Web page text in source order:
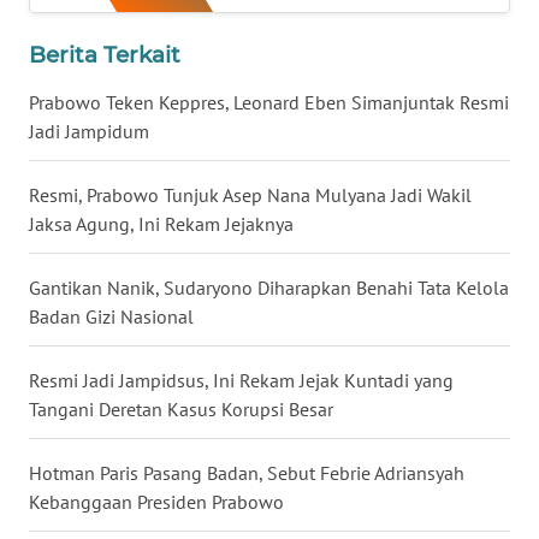
Berita Terkait
Prabowo Teken Keppres, Leonard Eben Simanjuntak Resmi
Jadi Jampidum
Resmi, Prabowo Tunjuk Asep Nana Mulyana Jadi Wakil
Jaksa Agung, Ini Rekam Jejaknya
Gantikan Nanik, Sudaryono Diharapkan Benahi Tata Kelola
Badan Gizi Nasional
Resmi Jadi Jampidsus, Ini Rekam Jejak Kuntadi yang
Tangani Deretan Kasus Korupsi Besar
Hotman Paris Pasang Badan, Sebut Febrie Adriansyah
Kebanggaan Presiden Prabowo
BABEL
WN
SUMBAR
WN
SUMSEL
WN
BENGKULU
WN
LAMPUNG
WN
JATENG